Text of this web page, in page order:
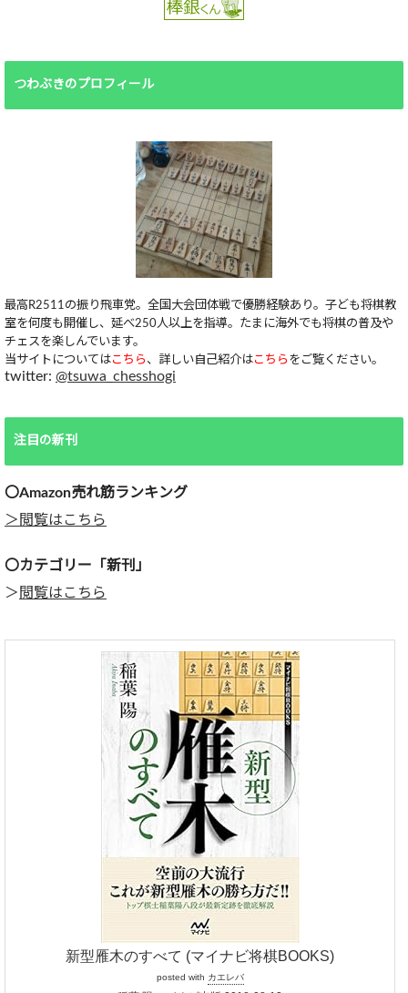
つわぶきのプロフィール
最高R2511の振り飛車党。全国大会団体戦で優勝経験あり。子ども将棋教
室を何度も開催し、延べ250人以上を指導。たまに海外でも将棋の普及や
チェスを楽しんでいます。
当サイトについてはこちら 、詳しい自己紹介はこちら をご覧ください。
twitter: @tsuwa_chesshogi
注目の新刊
〇Amazon売れ筋ランキング
＞閲覧はこちら
〇カテゴリー「新刊」
＞ 閲覧はこちら
新型雁木のすべて (マイナビ将棋BOOKS)
posted with カエレバ